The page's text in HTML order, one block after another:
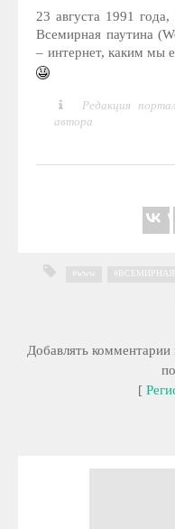
23 августа 1991
Всемирная паутина
– интернет, каким мы
Редакция
автора
www ВСЕМИРНАЯ
Добавлять комментарии
[